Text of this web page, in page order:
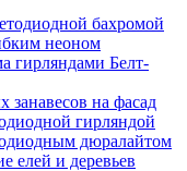
бахромой
неоном
гирляндами Белт-
на фасад
гирляндой
дюралайтом
елей и деревьев